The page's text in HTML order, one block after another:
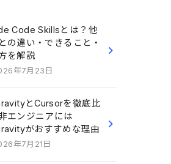
Code Skillsとは？他
の違い・できること・
を解説
年7月23日
とCursorを徹底比
エンジニアには
がおすすめな理由
年7月21日